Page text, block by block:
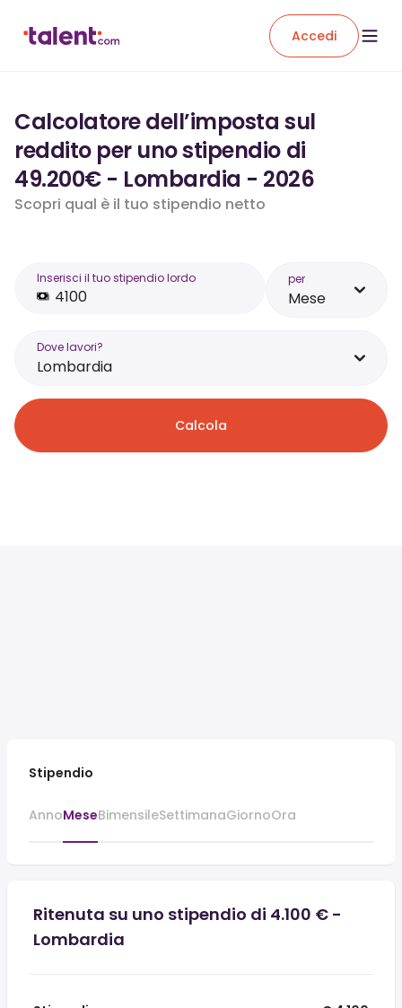
Accedi
Calcolatore dell’imposta sul
reddito per uno stipendio di
49.200€ - Lombardia - 2026
Scopri qual è il tuo stipendio netto
Inserisci il tuo stipendio lordo per
Mese
Dove lavori?
Lombardia
Calcola
Stipendio
AnnoMeseBimensileSettimanaGiornoOra
Ritenuta su uno stipendio di 4.100 € -
Lombardia